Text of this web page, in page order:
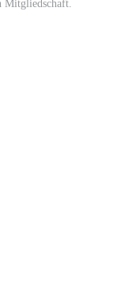
Mitgliedschaft.